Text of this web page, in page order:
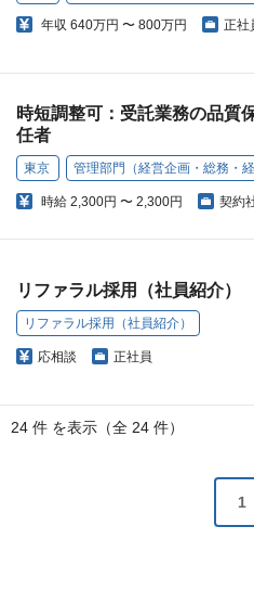
年収 640万円 〜 800万円 正社
時短調整可：受託業務の品質
任者
東京 管理部門（経営企画・総務・経
時給 2,300円 〜 2,300円 契約
リファラル採用（社員紹介）
リファラル採用（社員紹介）
応相談 正社員
24 件 を表示（全 24 件）
1